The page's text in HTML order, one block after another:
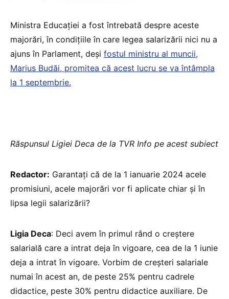
Ministra Educației a fost întrebată despre aceste
majorări, în condițiile în care legea salarizării nici nu a
ajuns în Parlament, deși fostul ministru al muncii,
Marius Budăi, promitea că acest lucru se va întâmpla
la 1 septembrie.
Răspunsul Ligiei Deca de la TVR Info pe acest subiect
Redactor: Garantați că de la 1 ianuarie 2024 acele
promisiuni, acele majorări vor fi aplicate chiar și în
lipsa legii salarizării?
Ligia Deca: Deci avem în primul rând o creștere
salarială care a intrat deja în vigoare, cea de la 1 iunie
deja a intrat în vigoare. Vorbim de creșteri salariale
numai în acest an, de peste 25% pentru cadrele
didactice, peste 30% pentru didactice auxiliare. De